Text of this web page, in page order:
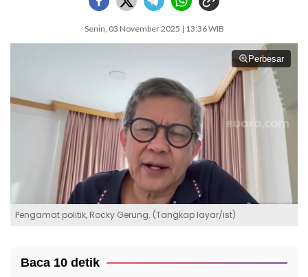
Senin, 03 November 2025 | 13:36 WIB
Perbesar
Pengamat politik, Rocky Gerung. (Tangkap layar/ist)
Baca 10 detik